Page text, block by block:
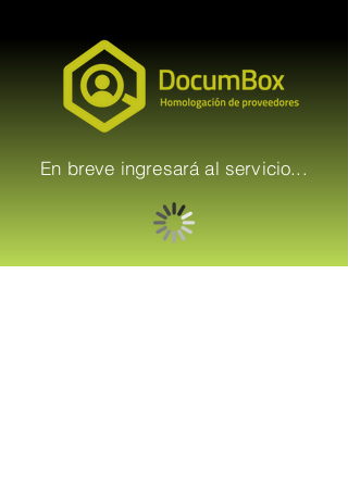
En breve ingresará al servicio...